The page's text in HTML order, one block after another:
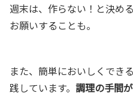
週末は、作らない！と決め
お願いすることも。
また、簡単においしくでき
践しています。 調理の手間